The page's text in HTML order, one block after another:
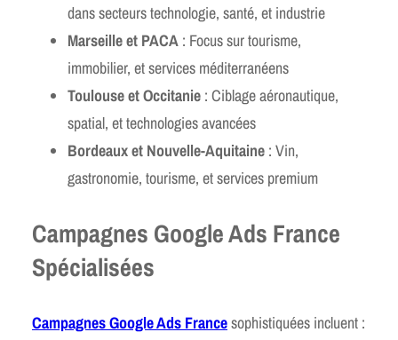
dans secteurs technologie, santé, et industrie
Marseille et PACA : Focus sur tourisme,
immobilier, et services méditerranéens
Toulouse et Occitanie : Ciblage aéronautique,
spatial, et technologies avancées
Bordeaux et Nouvelle-Aquitaine : Vin,
gastronomie, tourisme, et services premium
Campagnes Google Ads France
Spécialisées
Campagnes Google Ads Francesophistiquées incluent :